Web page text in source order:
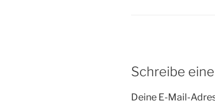
Schreibe
Deine E-Mail-